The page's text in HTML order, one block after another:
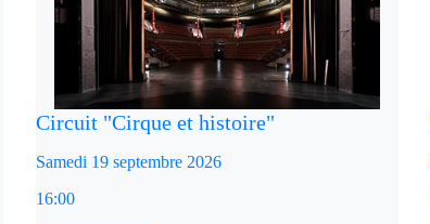
Circuit "Cirque et histoire"
Samedi 19 septembre 2026
16:00